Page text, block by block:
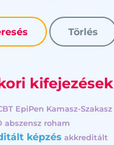
kifejezések
EpiPen Kamasz-Szakasz
abszensz roham
képzés akkreditált